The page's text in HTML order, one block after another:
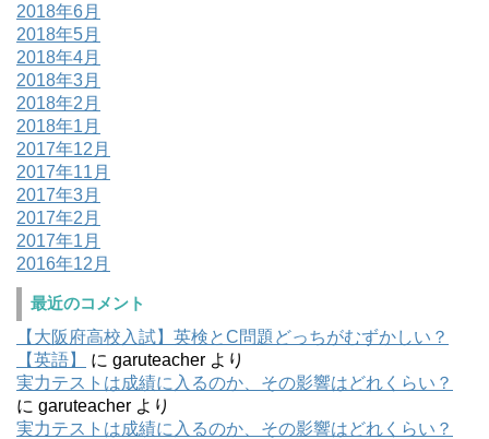
2018年6月
2018年5月
2018年4月
2018年3月
2018年2月
2018年1月
2017年12月
2017年11月
2017年3月
2017年2月
2017年1月
2016年12月
最近のコメント
【大阪府高校入試】英検とC問題どっちがむずかしい？
【英語】
に garuteacher より
実力テストは成績に入るのか、その影響はどれくらい？
に garuteacher より
実力テストは成績に入るのか、その影響はどれくらい？